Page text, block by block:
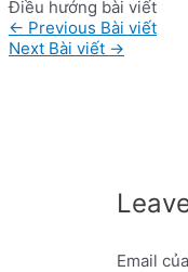
Điều hướng bài viết
← Previous Bài viết
Next Bài viết →
Email